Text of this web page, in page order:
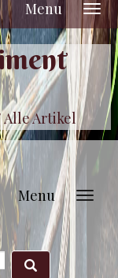
Menu
Alle Artikel
Menu